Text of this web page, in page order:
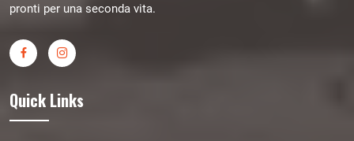
pronti per una seconda vita.
Quick Links